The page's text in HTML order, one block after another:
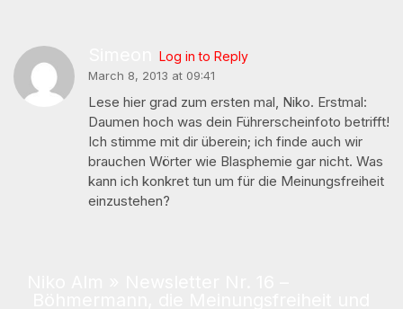
Log in to Reply
March 8, 2013 at 09:41
Lese hier grad zum ersten mal, Niko. Erstmal:
Daumen hoch was dein Führerscheinfoto betrifft!
Ich stimme mit dir überein; ich finde auch wir
brauchen Wörter wie Blasphemie gar nicht. Was
kann ich konkret tun um für die Meinungsfreiheit
einzustehen?